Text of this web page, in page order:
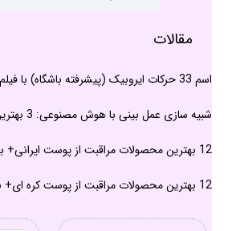
مقالات
اسم 33 حرکات ایروبیک (پیشرفته باشگاه) با فیلم و نکته
شبیه سازی عمل بینی با هوش مصنوعی: 3 بهترین برنامه و سایت آنلاین
12 بهترین محصولات مراقبت از پوست ایرانی+ بهترین برندها
12 بهترین محصولات مراقبت از پوست کره ای+ نکات کاربردی